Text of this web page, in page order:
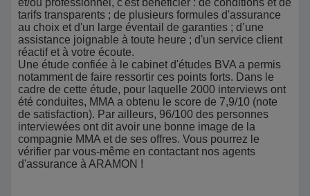
et/ou professionnel, c'est bénéficier : de conditions et de
tarifs transparents ; de plusieurs formules d'assurance
au choix et d'un large éventail de garanties ; d’une
assistance joignable à toute heure ; d'un service client
réactif et à votre écoute.
Une étude confiée à le cabinet d'études BVA a permis
notamment de faire ressortir ces points forts. Dans le
cadre de cette étude, pour laquelle 2000 interviews ont
été conduites, MMA a obtenu le score de 7,9/10 (note
de satisfaction). Par ailleurs, 96/100 des personnes
interviewées ont dit avoir une bonne image de la
compagnie MMA et de ses offres. Vous pourrez le
vérifier par vous-même en contactant nos agents
d'assurance à ARAMON !